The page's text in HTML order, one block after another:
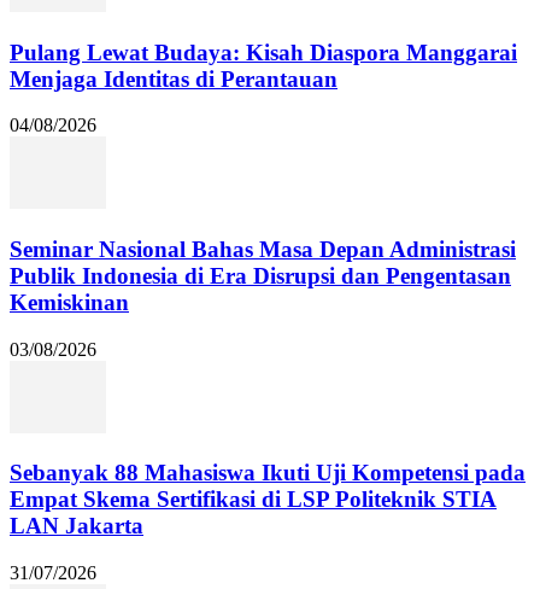
Pulang Lewat Budaya: Kisah Diaspora Manggarai
Menjaga Identitas di Perantauan
04/08/2026
Seminar Nasional Bahas Masa Depan Administrasi
Publik Indonesia di Era Disrupsi dan Pengentasan
Kemiskinan
03/08/2026
Sebanyak 88 Mahasiswa Ikuti Uji Kompetensi pada
Empat Skema Sertifikasi di LSP Politeknik STIA
LAN Jakarta
31/07/2026